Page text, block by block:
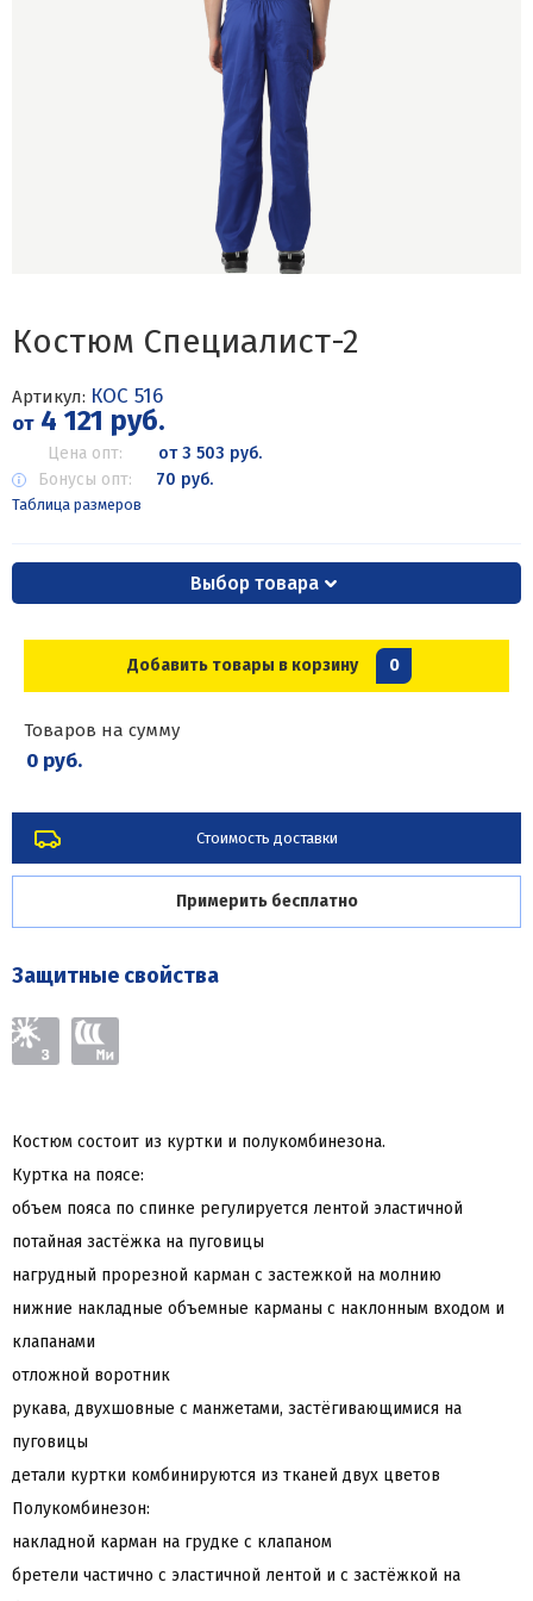
Костюм Специалист-2
Артикул: КОС 516
от4 121 руб.
Цена опт:
от 3 503 руб.
Бонусы опт:
70 руб.
Таблица размеров
Выбор товара
Добавить товары в корзину 0
Товаров на сумму
0 руб.
Стоимость доставки
Примерить бесплатно
Защитные свойства
Костюм состоит из куртки и полукомбинезона.
Куртка на поясе:
объем пояса по спинке регулируется лентой эластичной
потайная застёжка на пуговицы
нагрудный прорезной карман с застежкой на молнию
нижние накладные объемные карманы с наклонным входом и
клапанами
отложной воротник
рукава, двухшовные с манжетами, застёгивающимися на
пуговицы
детали куртки комбинируются из тканей двух цветов
Полукомбинезон:
накладной карман на грудке с клапаном
бретели частично с эластичной лентой и с застёжкой на